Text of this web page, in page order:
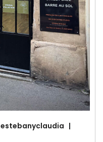
estebanyclaudia |